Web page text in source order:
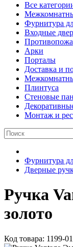
Все
Фурнитура
Входные
Арки
Порталы
Доставка и
Плинтуса
Стеновые
Монтаж и
Фурнитура
Дверные
Ручка
золото
Код товара: 1199-01